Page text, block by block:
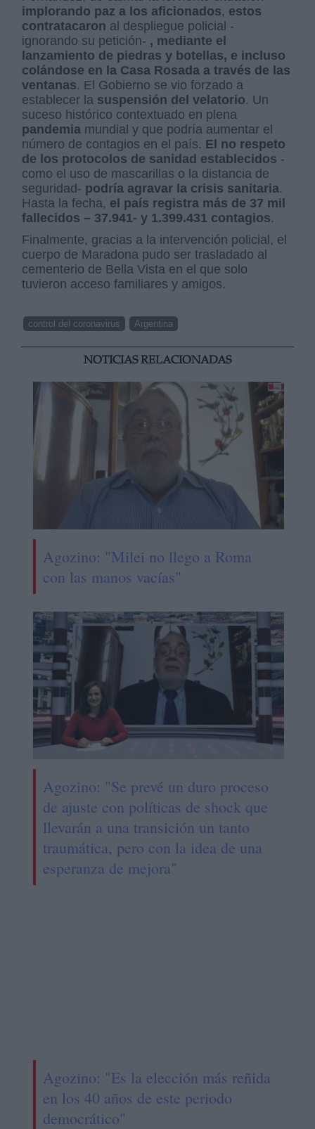
implorando paz a los aficionados, estos
contratacaron al despliegue policial -
ignorando su petición- , mediante el
lanzamiento de piedras y botellas, e incluso
colándose en la Casa Rosada a través de las
ventanas. El Gobierno se vio forzado a
establecer la suspensión del velatorio. Un
suceso histórico contextuado en plena
pandemia mundial y que podría aumentar el
número de contagios en el país. El no respeto
de los protocolos de sanidad establecidos -
como el uso de mascarillas o la distancia de
seguridad- podría agravar la crisis sanitaria.
Hasta la fecha, el país registra más de 37 mil
fallecidos – 37.941- y 1.399.431 contagios.
Finalmente, gracias a la intervención policial, el
cuerpo de Maradona pudo ser trasladado al
cementerio de Bella Vista en el que solo
tuvieron acceso familiares y amigos.
control del coronavirus Argentina
NOTICIAS RELACIONADAS
Agozino: "Milei no llego a Roma
con las manos vacías"
Agozino: "Se prevé un duro proceso
de ajuste con políticas de shock que
llevarán a una transición un tanto
traumática, pero con la idea de una
esperanza de mejora"
Agozino: "Es la elección más reñida
en los 40 años de este periodo
democrático"